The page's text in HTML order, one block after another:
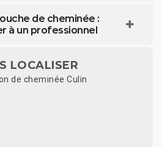
de cheminée :
à un professionnel
LOCALISER
de cheminée Culin